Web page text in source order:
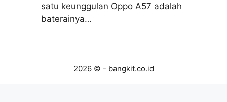
satu keunggulan Oppo A57 adalah
baterainya…
2026 © - bangkit.co.id